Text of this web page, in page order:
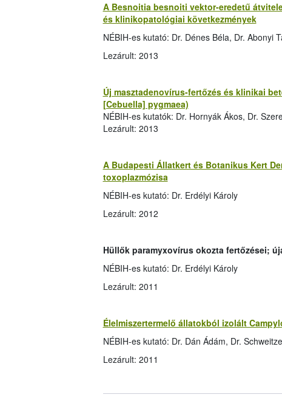
A Besnoitia besnoiti vektor-eredetű
és klinikopatológiai következmények
NÉBIH-es kutató: Dr. Dénes Béla, Dr. Abonyi
Lezárult: 2013
Új masztadenovírus-fertőzés és klinikai
[Cebuella] pygmaea)
NÉBIH-es kutatók: Dr. Hornyák Ákos, Dr.
Lezárult: 2013
A Budapesti Állatkert és Botanikus Kert
toxoplazmózisa
NÉBIH-es kutató: Dr. Erdélyi Károly
Lezárult: 2012
Hüllők paramyxovírus okozta fertőzései;
NÉBIH-es kutató: Dr. Erdélyi Károly
Lezárult: 2011
Élelmiszertermelő állatokból izolált
NÉBIH-es kutató: Dr. Dán Ádám, Dr.
Lezárult: 2011